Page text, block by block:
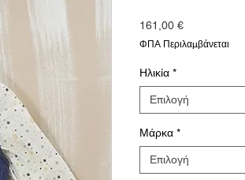
161,00 €Τιμή
ΦΠΑ Περιλαμβάνεται
Ηλικία *
Επιλογή
Μάρκα *
Επιλογή